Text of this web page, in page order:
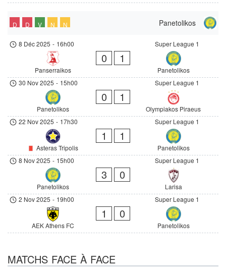
Panetolikos
D D V N N
Super League 1
8 Déc 2025 - 16h00
Panserraikos
0 1
Panetolikos
Super League 1
30 Nov 2025 - 15h00
Panetolikos
0 1
Olympiakos Piraeus
Super League 1
22 Nov 2025 - 17h30
Asteras Tripolis
1 1
Panetolikos
Super League 1
8 Nov 2025 - 15h00
Panetolikos
3 0
Larisa
Super League 1
2 Nov 2025 - 19h00
AEK Athens FC
1 0
Panetolikos
MATCHS FACE À FACE